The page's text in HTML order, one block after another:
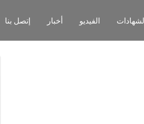
الفيديو أخبار إتصل بنا